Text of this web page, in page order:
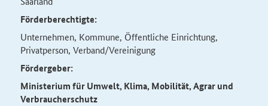
Förderberechtigte:
Unternehmen, Kommune, Öffentliche Einrichtung,
Privatperson, Verband/Vereinigung
Fördergeber:
Ministerium fürUmwelt, Klima, Mobilität, Agrar und
Verbraucherschutz